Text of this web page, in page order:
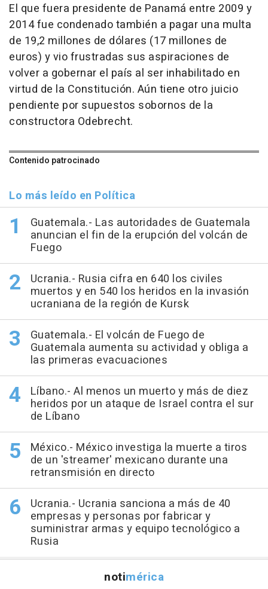
El que fuera presidente de Panamá entre 2009 y
2014 fue condenado también a pagar una multa
de 19,2 millones de dólares (17 millones de
euros) y vio frustradas sus aspiraciones de
volver a gobernar el país al ser inhabilitado en
virtud de la Constitución. Aún tiene otro juicio
pendiente por supuestos sobornos de la
constructora Odebrecht.
Contenido patrocinado
Lo más leído en Política
Guatemala.- Las autoridades de Guatemala
anuncian el fin de la erupción del volcán de
Fuego
Ucrania.- Rusia cifra en 640 los civiles
muertos y en 540 los heridos en la invasión
ucraniana de la región de Kursk
Guatemala.- El volcán de Fuego de
Guatemala aumenta su actividad y obliga a
las primeras evacuaciones
Líbano.- Al menos un muerto y más de diez
heridos por un ataque de Israel contra el sur
de Líbano
México.- México investiga la muerte a tiros
de un 'streamer' mexicano durante una
retransmisión en directo
Ucrania.- Ucrania sanciona a más de 40
empresas y personas por fabricar y
suministrar armas y equipo tecnológico a
Rusia
notimérica